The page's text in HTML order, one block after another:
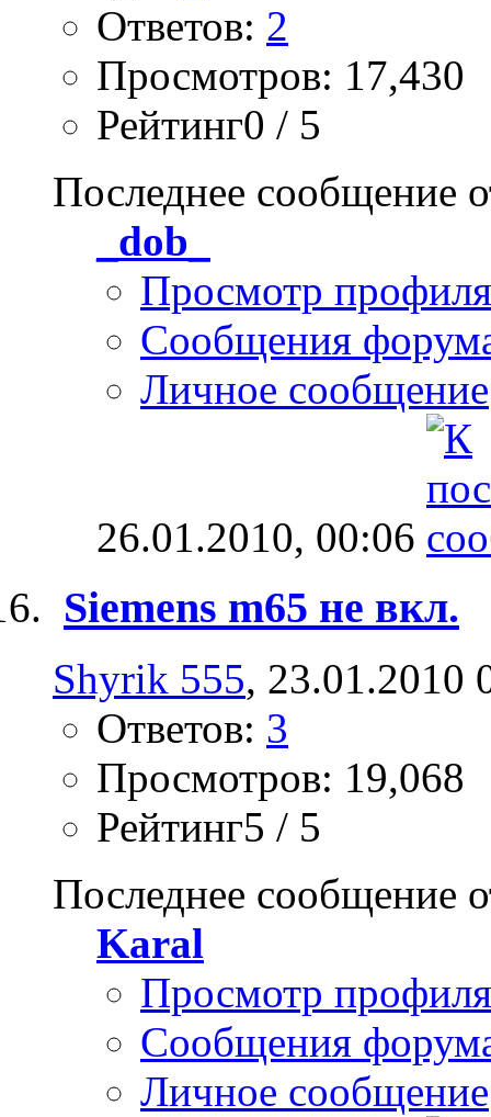
Ответов: 2
Просмотров: 17,430
Рейтинг0 / 5
Последнее сообщение
_dob_
Просмотр профиля
Сообщения
Личное сообщение
26.01.2010, 00:06
Siemens m65 не вкл.
Shyrik 555, 23.01.2010
Ответов: 3
Просмотров: 19,068
Рейтинг5 / 5
Последнее сообщение
Karal
Просмотр профиля
Сообщения
Личное сообщение